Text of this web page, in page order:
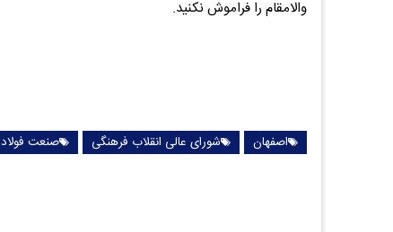
والامقام را فراموش نکنید.
اصفهان شورای عالی انقلاب فرهنگی صنعت فولاد